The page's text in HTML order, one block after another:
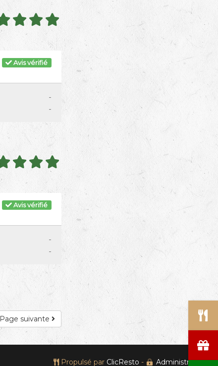
Avis vérifié
-
-
Avis vérifié
-
-
Page suivante
Propulsé par ClicResto - Administration